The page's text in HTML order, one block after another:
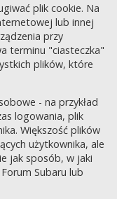
plik cookie. Na
lub innej
przy
terminu "ciasteczka"
plików, które
- na przykład
logowania, plik
Większość plików
użytkownika, ale
jak sposób, w jaki
Subaru lub